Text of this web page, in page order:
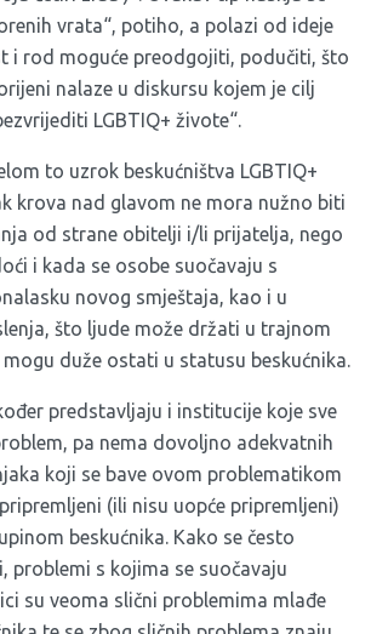
vrata“, potiho, a polazi od ideje
i rod moguće preodgojiti, podučiti, što
nalaze u diskursu kojem je cilj
LGBTIQ+ živote“.
to uzrok beskućništva LGBTIQ+
krova nad glavom ne mora nužno biti
od strane obitelji i/li prijatelja, nego
i kada se osobe suočavaju s
novog smještaja, kao i u
što ljude može držati u trajnom
duže ostati u statusu beskućnika.
predstavljaju i institucije koje sve
pa nema dovoljno adekvatnih
koji se bave ovom problematikom
(ili nisu uopće pripremljeni)
beskućnika. Kako se često
problemi s kojima se suočavaju
su veoma slični problemima mlađe